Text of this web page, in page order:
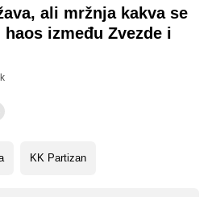
ali mržnja kakva se
između Zvezde i
KK Partizan